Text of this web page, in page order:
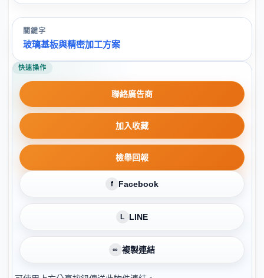
關鍵字
玻璃基板與精密加工方案
快速操作
聯絡廣告商
加入收藏
檢舉回報
f Facebook
L LINE
∞ 複製連結